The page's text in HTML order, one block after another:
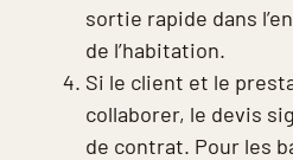
sortie rapide dans
de l’habitation.
Si le client et le
collaborer, le devis
de contrat. Pour les